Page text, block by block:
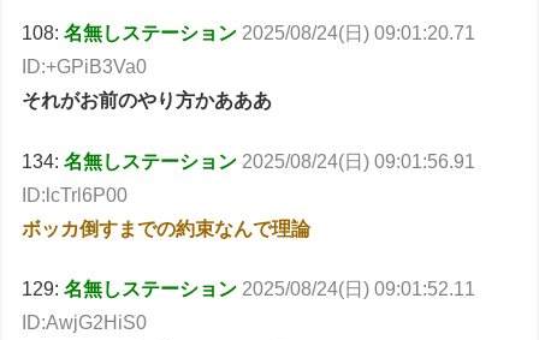
108:名無しステーション 2025/08/24(日) 09:01:20.71
ID:+GPiB3Va0
それがお前のやり方かあああ
134:名無しステーション 2025/08/24(日) 09:01:56.91
ID:lcTrl6P00
ボッカ倒すまでの約束なんで理論
129:名無しステーション 2025/08/24(日) 09:01:52.11
ID:AwjG2HiS0